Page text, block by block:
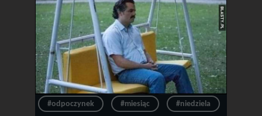
#odpoczynek #miesiąc #niedziela